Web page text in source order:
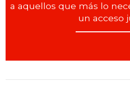
a aquellos que más lo
un acceso